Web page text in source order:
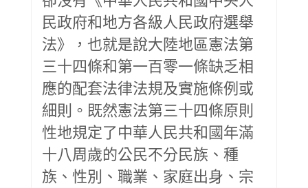
民政府和地方各級人民政府選舉
法》，也就是說大陸地區憲法第
三十四條和第一百零一條缺乏相
應的配套法律法規及實施條例或
細則。既然憲法第三十四條原則
性地規定了中華人民共和國年滿
十八周歲的公民不分民族、種
族、性別、職業、家庭出身、宗